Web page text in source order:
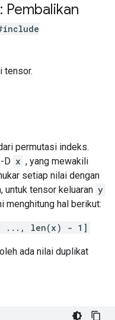
Pembalikan
tensor.
permutasi indeks.
D x , yang mewakili
setiap nilai dengan
untuk tensor keluaran y
menghitung hal berikut:
len(x) - 1]
ada nilai duplikat